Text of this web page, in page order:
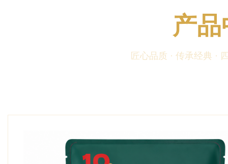
产
匠心品质 · 传承经典 ·